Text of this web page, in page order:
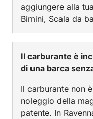
aggiungere alla
Bimini, Scala da
Il carburante è
di una barca
Il carburante non
noleggio della
patente. In